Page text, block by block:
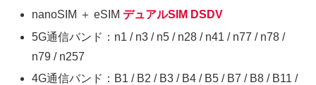
nanoSIM ＋ eSIMデュアルSIM DSDV
5G通信バンド：n1 / n3 / n5 / n28 / n41 / n77 / n78 /
n79 / n257
4G通信バンド：B1 / B2 / B3 / B4 / B5 / B7 / B8 / B11 /